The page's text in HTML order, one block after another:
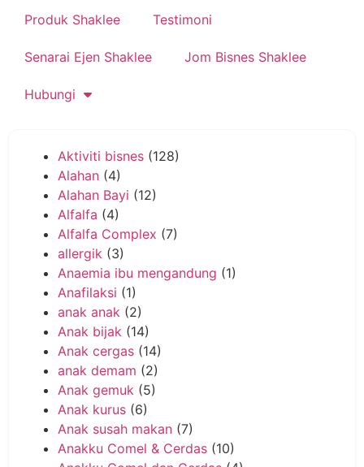
Produk Shaklee Testimoni
Senarai Ejen Shaklee Jom Bisnes Shaklee
Hubungi
Aktiviti bisnes (128)
Alahan (4)
Alahan Bayi (12)
Alfalfa (4)
Alfalfa Complex (7)
allergik (3)
Anaemia ibu mengandung (1)
Anafilaksi (1)
anak anak (2)
Anak bijak (14)
Anak cergas (14)
anak demam (2)
Anak gemuk (5)
Anak kurus (6)
Anak susah makan (7)
Anakku Comel & Cerdas (10)